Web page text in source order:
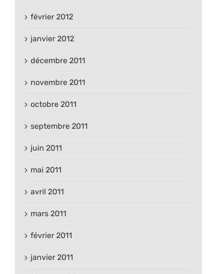
février 2012
janvier 2012
décembre 2011
novembre 2011
octobre 2011
septembre 2011
juin 2011
mai 2011
avril 2011
mars 2011
février 2011
janvier 2011